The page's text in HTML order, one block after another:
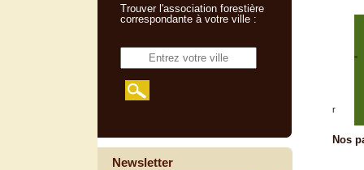
"
r
Nos
Trouver l'association forestière
correspondante à votre ville :
Newsletter